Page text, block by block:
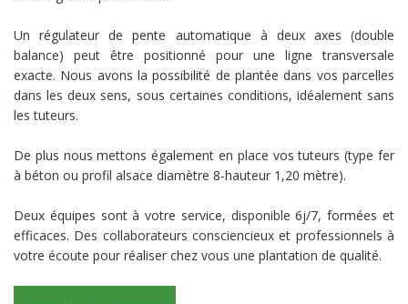
Un régulateur de pente automatique à deux axes (double
balance) peut être positionné pour une ligne transversale
exacte. Nous avons la possibilité de plantée dans vos parcelles
dans les deux sens, sous certaines conditions, idéalement sans
les tuteurs.
De plus nous mettons également en place vos tuteurs (type fer
à béton ou profil alsace diamètre 8-hauteur 1,20 mètre).
Deux équipes sont à votre service, disponible 6j/7, formées et
efficaces. Des collaborateurs consciencieux et professionnels à
votre écoute pour réaliser chez vous une plantation de qualité.